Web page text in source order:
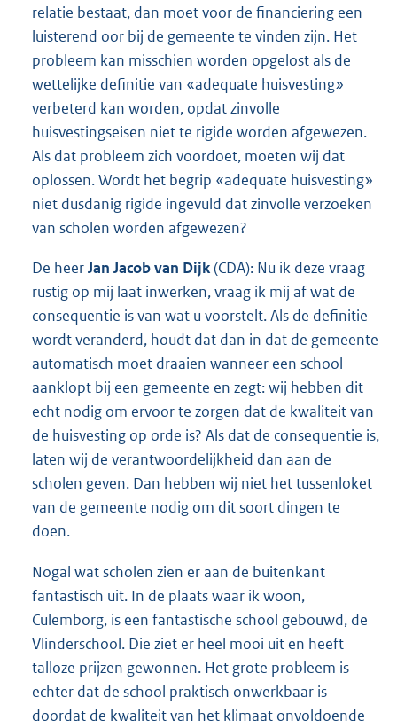
relatie bestaat, dan moet voor de financiering een
luisterend oor bij de gemeente te vinden zijn. Het
probleem kan misschien worden opgelost als de
wettelijke definitie van «adequate huisvesting»
verbeterd kan worden, opdat zinvolle
huisvestingseisen niet te rigide worden afgewezen.
Als dat probleem zich voordoet, moeten wij dat
oplossen. Wordt het begrip «adequate huisvesting»
niet dusdanig rigide ingevuld dat zinvolle verzoeken
van scholen worden afgewezen?
De heerJan Jacob van Dijk(CDA): Nu ik deze vraag
rustig op mij laat inwerken, vraag ik mij af wat de
consequentie is van wat u voorstelt. Als de definitie
wordt veranderd, houdt dat dan in dat de gemeente
automatisch moet draaien wanneer een school
aanklopt bij een gemeente en zegt: wij hebben dit
echt nodig om ervoor te zorgen dat de kwaliteit van
de huisvesting op orde is? Als dat de consequentie is,
laten wij de verantwoordelijkheid dan aan de
scholen geven. Dan hebben wij niet het tussenloket
van de gemeente nodig om dit soort dingen te
doen.
Nogal wat scholen zien er aan de buitenkant
fantastisch uit. In de plaats waar ik woon,
Culemborg, is een fantastische school gebouwd, de
Vlinderschool. Die ziet er heel mooi uit en heeft
talloze prijzen gewonnen. Het grote probleem is
echter dat de school praktisch onwerkbaar is
doordat de kwaliteit van het klimaat onvoldoende